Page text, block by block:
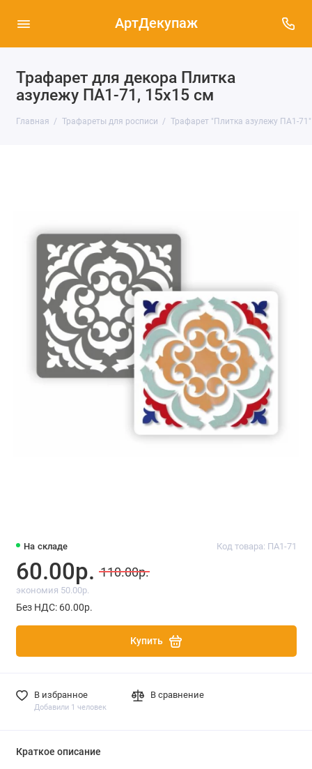
АртДекупаж
Трафарет для декора Плитка
азулежу ПА1-71, 15х15 см
Главная Трафареты для росписи Трафарет "Плитка азулежу ПА1-
На складе Код товара: ПА1-71
60.00р. 110.00р.
экономия 50.00р.
Без НДС: 60.00р.
Купить
В избранное
Добавили 1 человек
В сравнение
Краткое описание